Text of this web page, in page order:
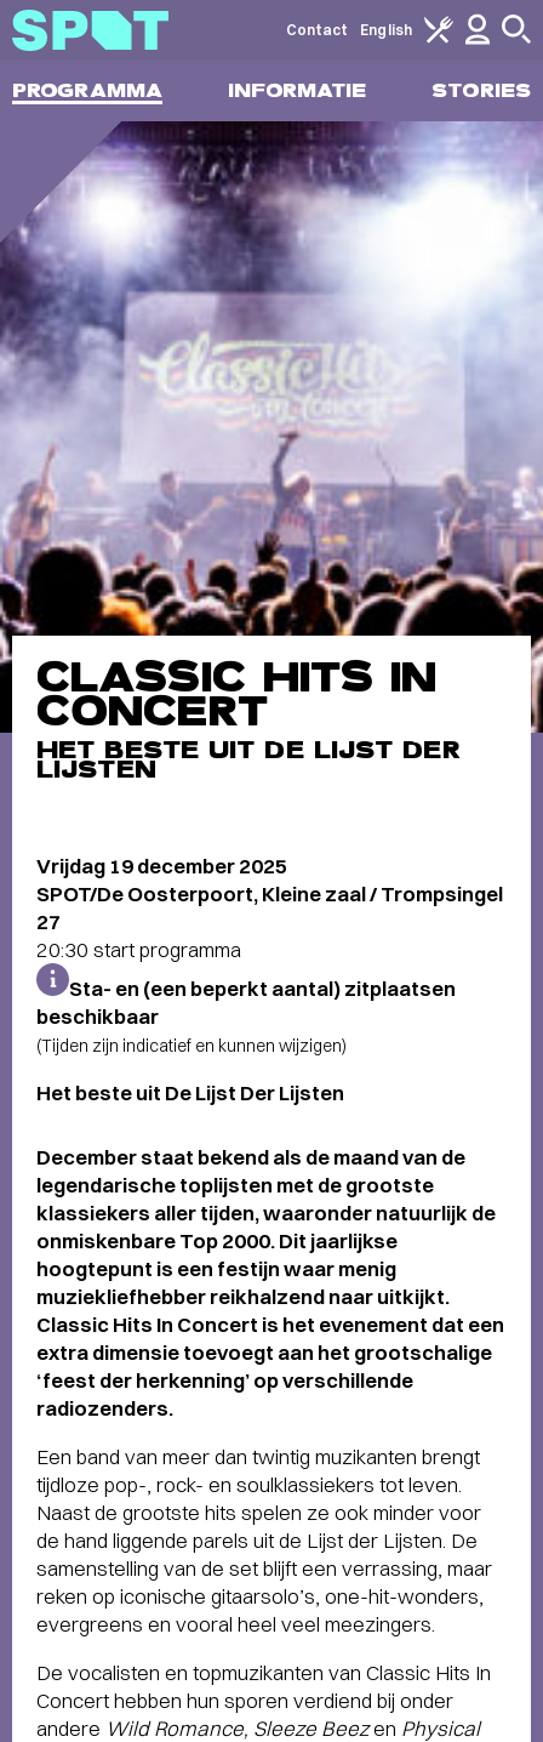
PROGRAMMA INFORMATIE STORIES
Contact English
CLASSIC HITS IN
CONCERT
HET BESTE UIT DE LIJST DER
LIJSTEN
Vrijdag 19 december 2025
SPOT/De Oosterpoort, Kleine zaal / Trompsingel
27
20:30 start programma
Sta- en (een beperkt aantal) zitplaatsen
beschikbaar
(Tijden zijn indicatief en kunnen wijzigen)
Het beste uit De Lijst Der Lijsten
December staat bekend als de maand van de
legendarische toplijsten met de grootste
klassiekers aller tijden, waaronder natuurlijk de
onmiskenbare Top 2000. Dit jaarlijkse
hoogtepunt is een festijn waar menig
muziekliefhebber reikhalzend naar uitkijkt.
Classic Hits In Concert is het evenement dat een
extra dimensie toevoegt aan het grootschalige
‘feest der herkenning’ op verschillende
radiozenders.
Een band van meer dan twintig muzikanten brengt
tijdloze pop-, rock- en soulklassiekers tot leven.
Naast de grootste hits spelen ze ook minder voor
de hand liggende parels uit de Lijst der Lijsten. De
samenstelling van de set blijft een verrassing, maar
reken op iconische gitaarsolo’s, one-hit-wonders,
evergreens en vooral heel veel meezingers.
De vocalisten en topmuzikanten van Classic Hits In
Concert hebben hun sporen verdiend bij onder
andere Wild Romance, Sleeze Beezen Physical